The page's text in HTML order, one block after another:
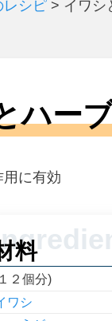
レシピ > イワシ
ハー
に有効
料
２個分)
ワシ